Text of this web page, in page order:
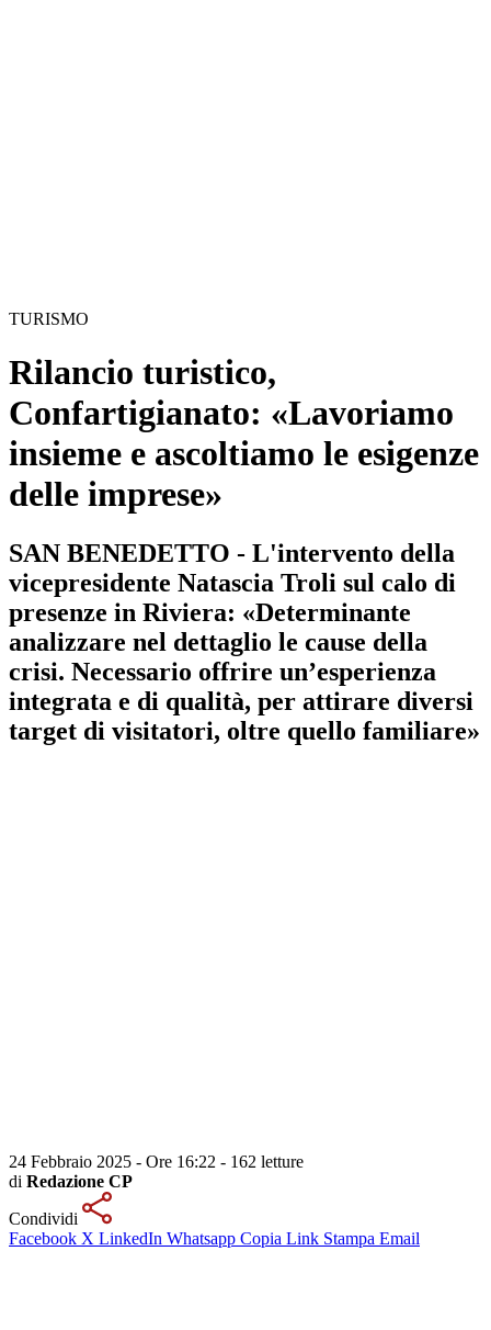
TURISMO
Rilancio turistico,
Confartigianato: «Lavoriamo
insieme e ascoltiamo le esigenze
delle imprese»
SAN BENEDETTO - L'intervento della
vicepresidente Natascia Troli sul calo di
presenze in Riviera: «Determinante
analizzare nel dettaglio le cause della
crisi. Necessario offrire un’esperienza
integrata e di qualità, per attirare diversi
target di visitatori, oltre quello familiare»
24 Febbraio 2025 - Ore 16:22 - 162 letture
di Redazione CP
Condividi
Facebook X LinkedIn Whatsapp Copia Link Stampa Email